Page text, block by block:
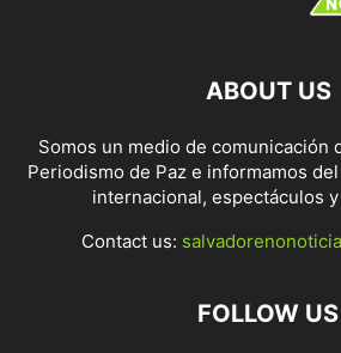
ABOUT US
Somos un medio de comunicación
Periodismo de Paz e informamos
internacional, espectáculos
Contact us:
FOLLOW US